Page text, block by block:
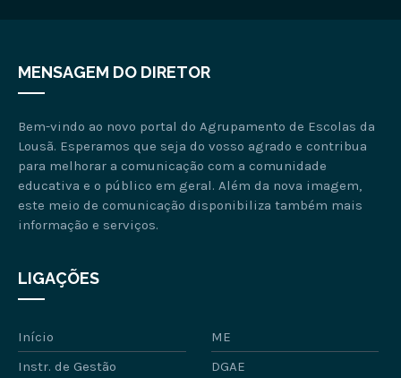
MENSAGEM DO DIRETOR
Bem-vindo ao novo portal do Agrupamento de Escolas da
Lousã. Esperamos que seja do vosso agrado e contribua
para melhorar a comunicação com a comunidade
educativa e o público em geral. Além da nova imagem,
este meio de comunicação disponibiliza também mais
informação e serviços.
LIGAÇÕES
Início
ME
Instr. de Gestão
DGAE